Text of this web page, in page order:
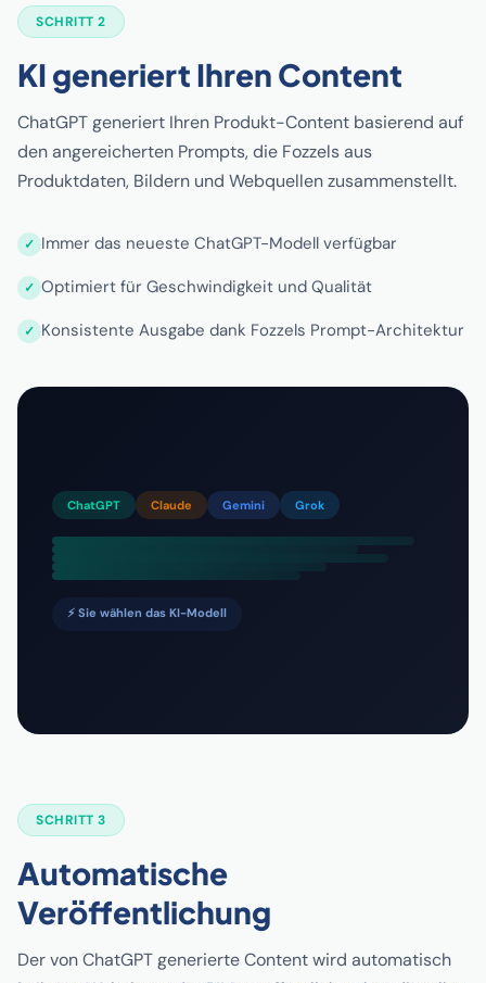
SCHRITT 2
KI generiert Ihren Content
ChatGPT generiert Ihren Produkt-Content basierend auf
den angereicherten Prompts, die Fozzels aus
Produktdaten, Bildern und Webquellen zusammenstellt.
Immer das neueste ChatGPT-Modell verfügbar
Optimiert für Geschwindigkeit und Qualität
Konsistente Ausgabe dank Fozzels Prompt-Architektur
ChatGPT Claude Gemini Grok
⚡ Sie wählen das KI-Modell
SCHRITT 3
Automatische
Veröffentlichung
Der von ChatGPT generierte Content wird automatisch